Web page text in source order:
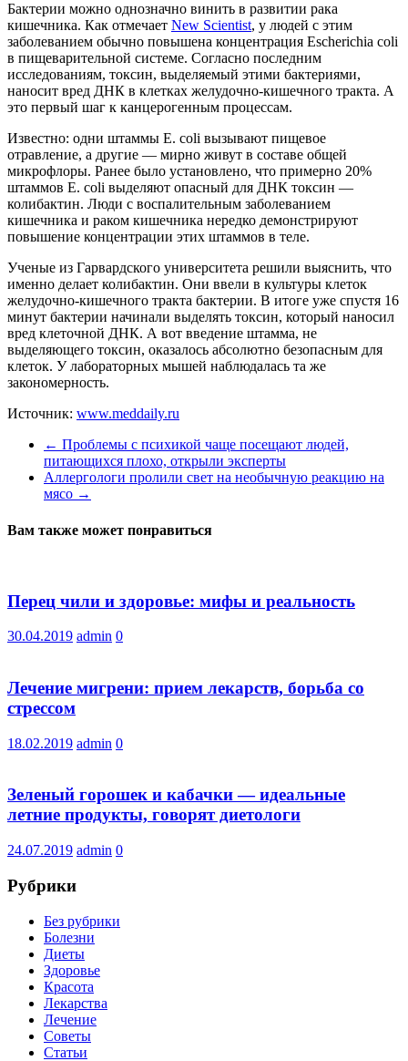
Бактерии можно однозначно винить в развитии рака
кишечника. Как отмечает New Scientist, у людей с этим
заболеванием обычно повышена концентрация Escherichia coli
в пищеварительной системе. Согласно последним
исследованиям, токсин, выделяемый этими бактериями,
наносит вред ДНК в клетках желудочно-кишечного тракта. А
это первый шаг к канцерогенным процессам.
Известно: одни штаммы E. coli вызывают пищевое
отравление, а другие — мирно живут в составе общей
микрофлоры. Ранее было установлено, что примерно 20%
штаммов E. coli выделяют опасный для ДНК токсин —
колибактин. Люди с воспалительным заболеванием
кишечника и раком кишечника нередко демонстрируют
повышение концентрации этих штаммов в теле.
Ученые из Гарвардского университета решили выяснить, что
именно делает колибактин. Они ввели в культуры клеток
желудочно-кишечного тракта бактерии. В итоге уже спустя 16
минут бактерии начинали выделять токсин, который наносил
вред клеточной ДНК. А вот введение штамма, не
выделяющего токсин, оказалось абсолютно безопасным для
клеток. У лабораторных мышей наблюдалась та же
закономерность.
Источник: www.meddaily.ru
← Проблемы с психикой чаще посещают людей,
питающихся плохо, открыли эксперты
Аллергологи пролили свет на необычную реакцию на
мясо →
Вам также может понравиться
Перец чили и здоровье: мифы и реальность
30.04.2019 admin 0
Лечение мигрени: прием лекарств, борьба со
стрессом
18.02.2019 admin 0
Зеленый горошек и кабачки — идеальные
летние продукты, говорят диетологи
24.07.2019 admin 0
Рубрики
Без рубрики
Болезни
Диеты
Здоровье
Красота
Лекарства
Лечение
Советы
Статьи